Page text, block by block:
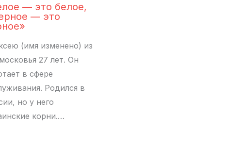
— это белое,
— это
(имя изменено) из
27 лет. Он
в сфере
Родился в
но у него
корни.…